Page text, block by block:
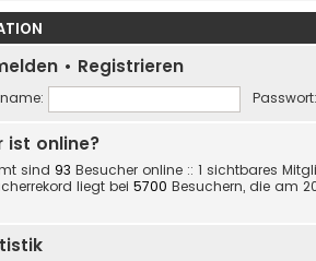
• Registrieren
Passwort:
ist online?
sind 93 Besucher online :: 1 sichtbares
liegt bei 5700 Besuchern, die am